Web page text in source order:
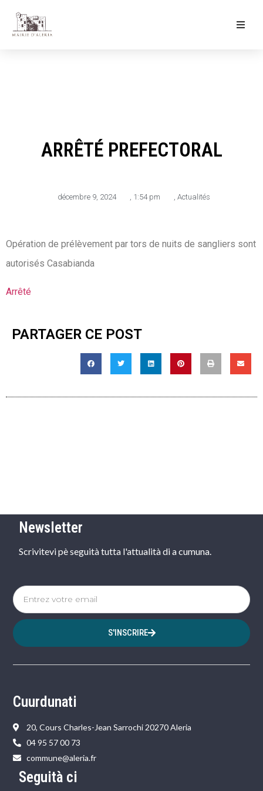
ARRÊTÉ PREFECTORAL
décembre 9, 2024 , 1:54 pm , Actualités
Opération de prélèvement par tors de nuits de sangliers sont
autorisés Casabianda
Arrêté
PARTAGER CE POST
Newsletter
Scrivitevi pè seguità tutta l'attualità di a cumuna.
S'INSCRIRE
Cuurdunati
20, Cours Charles-Jean Sarrochi 20270 Aleria
04 95 57 00 73
commune@aleria.fr
Seguità ci